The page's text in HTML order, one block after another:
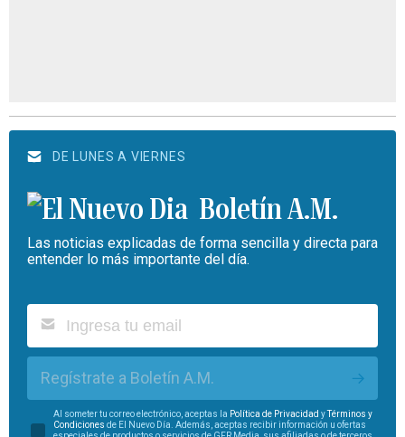
DE LUNES A VIERNES
Boletín A.M.
Las noticias explicadas de forma sencilla y directa para
entender lo más importante del día.
Regístrate a Boletín A.M.
Al someter tu correo electrónico, aceptas la Política de Privacidad yTérminos y
Condiciones de El Nuevo Día. Además, aceptas recibir información u ofertas